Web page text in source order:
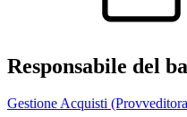
Responsabile del
Gestione Acquisti